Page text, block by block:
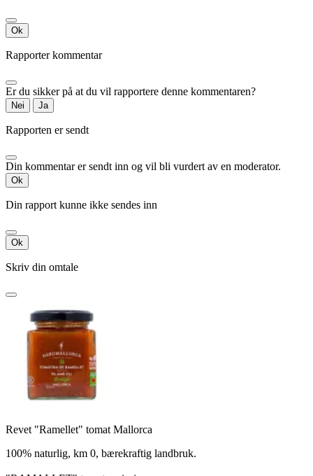
Ok
Rapporter kommentar
Er du sikker på at du vil rapportere denne kommentaren?
Nei Ja
Rapporten er sendt
Din kommentar er sendt inn og vil bli vurdert av en moderator.
Ok
Din rapport kunne ikke sendes inn
Ok
Skriv din omtale
Revet "Ramellet" tomat Mallorca
100% naturlig, km 0, bærekraftig landbruk.